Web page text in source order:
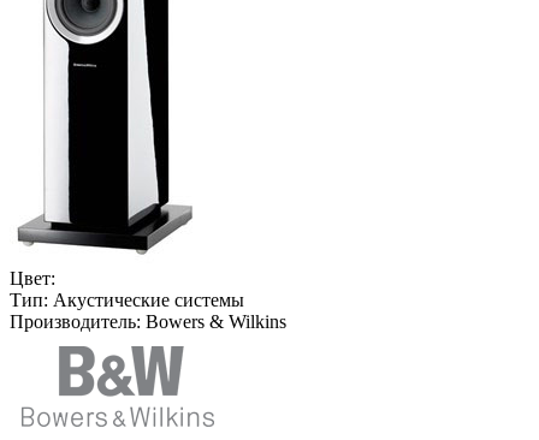
Цвет:
Тип: Акустические системы
Производитель: Bowers & Wilkins